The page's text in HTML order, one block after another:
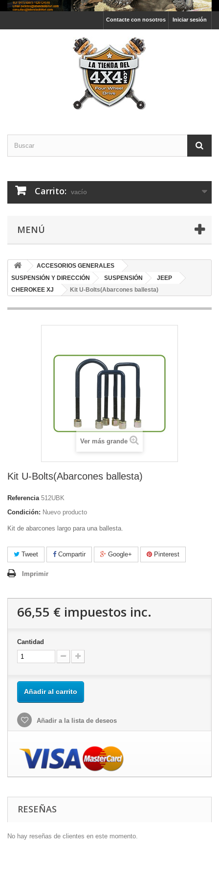
Iniciar sesión
Contacte con nosotros
Carrito: vacío
MENÚ
ACCESORIOS GENERALES
SUSPENSIÓN Y DIRECCIÓN
SUSPENSIÓN
JEEP
CHEROKEE XJ
Kit U-Bolts(Abarcones ballesta)
Ver más grande
Kit U-Bolts(Abarcones ballesta)
Referencia 512UBK
Condición: Nuevo producto
Kit de abarcones largo para una ballesta.
Tweet Compartir Google+ Pinterest
Imprimir
66,55 € impuestos inc.
Cantidad
Añadir al carrito
Añadir a la lista de deseos
RESEÑAS
No hay reseñas de clientes en este momento.